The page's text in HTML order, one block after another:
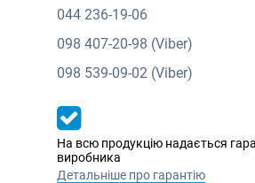
044 236-19-06
098 407-20-98 (Viber)
098 539-09-02 (Viber)
На всю продукцію надається
виробника
Детальніше про гарантію